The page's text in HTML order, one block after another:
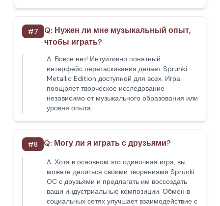
#7 Q: Нужен ли мне музыкальный опыт,
чтобы играть?
A: Вовсе нет! Интуитивно понятный
интерфейс перетаскивания делает Sprunki
Metallic Edition доступной для всех. Игра
поощряет творческое исследование
независимо от музыкального образования или
уровня опыта.
#8 Q: Могу ли я играть с друзьями?
A: Хотя в основном это одиночная игра, вы
можете делиться своими творениями Sprunki
OC с друзьями и предлагать им воссоздать
ваши индустриальные композиции. Обмен в
социальных сетях улучшает взаимодействие с